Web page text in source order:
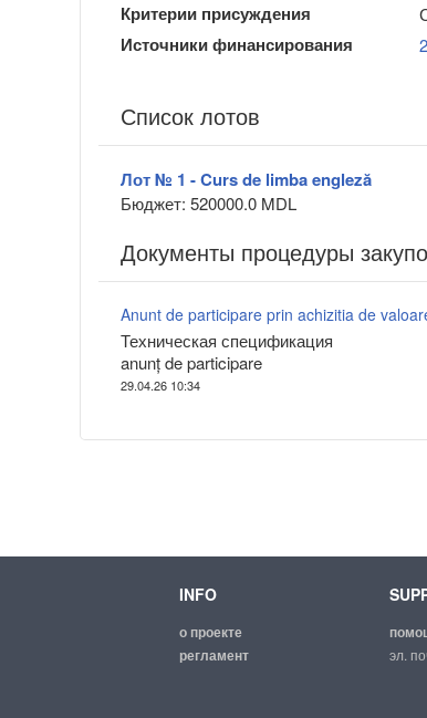
Критерии присуждения
Источники финансирования
Список лотов
Лот № 1 - Curs de limba engleză
Бюджет: 520000.0 MDL
Документы процедуры
Техническая спецификация
anunț de participare
29.04.26 10:34
INFO
о проекте
регламент
эл.